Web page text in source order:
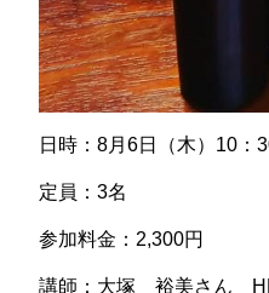
日時：8月6日（木）10：
定員：3名
参加料金：2,300円
講師：大塚 裕美さん